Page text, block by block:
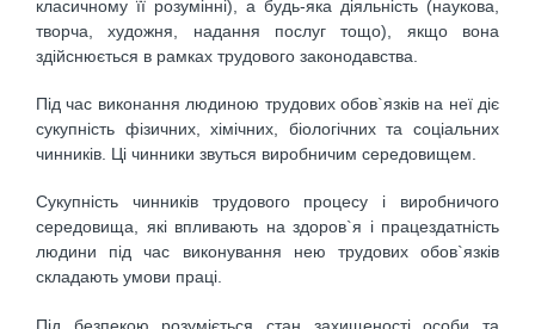
класичному її розумінні), а будь-яка діяльність (наукова,
творча, художня, надання послуг тощо), якщо вона
здійснюється в рамках трудового законодавства.
Під час виконання людиною трудових обов`язків на неї діє
сукупність фізичних, хімічних, біологічних та соціальних
чинників. Ці чинники звуться виробничим середовищем.
Сукупність чинників трудового процесу і виробничого
середовища, які впливають на здоров`я і працездатність
людини під час виконування нею трудових обов`язків
складають умови праці.
Під безпекою розуміється стан захищеності особи та